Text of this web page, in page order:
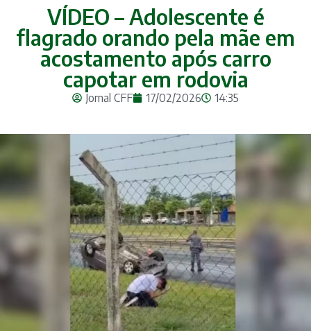
VÍDEO – Adolescente é
flagrado orando pela mãe em
acostamento após carro
capotar em rodovia
Jornal CFF 17/02/2026 14:35